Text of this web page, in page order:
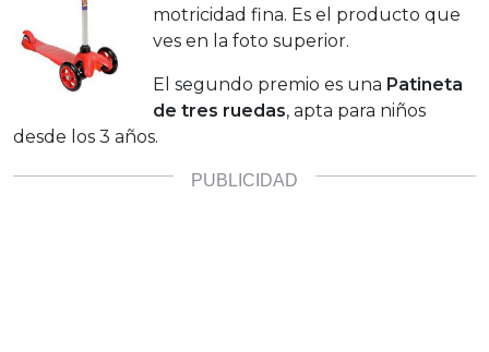
motricidad fina. Es el producto que
ves en la foto superior.
El segundo premio es una Patineta
de tres ruedas, apta para niños
desde los 3 años.